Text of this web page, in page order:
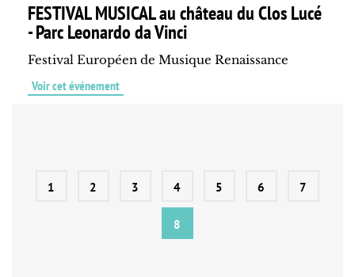
FESTIVAL MUSICAL au château du Clos Lucé
- Parc Leonardo da Vinci
Festival Européen de Musique Renaissance
Voir cet événement
1 2 3 4 5 6 7
8